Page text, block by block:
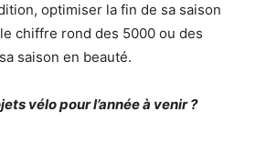
optimiser la fin de sa saison
chiffre rond des 5000 ou des
saison en beauté.
vélo pour l’année à venir ?